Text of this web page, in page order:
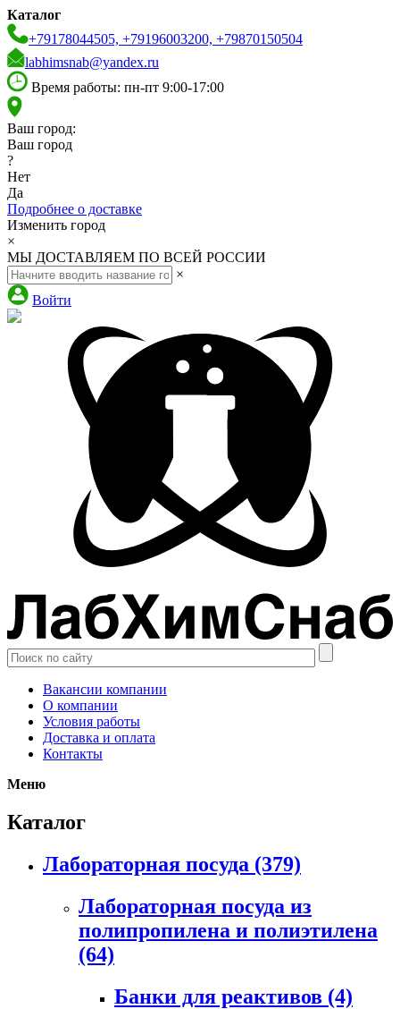
Каталог
+79178044505, +79196003200, +79870150504
labhimsnab@yandex.ru
Время работы: пн-пт 9:00-17:00
Ваш город:
Ваш город
?
Нет
Да
Подробнее о доставке
Изменить город
×
МЫ ДОСТАВЛЯЕМ ПО ВСЕЙ РОССИИ
×
Войти
Вакансии компании
О компании
Условия работы
Доставка и оплата
Контакты
Меню
Каталог
Лабораторная посуда (379)
Лабораторная посуда из
полипропилена и полиэтилена
(64)
Банки для реактивов (4)